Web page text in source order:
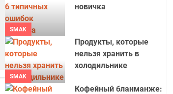
SMAK
новичка
SMAK
Продукты, которые
нельзя хранить в
холодильнике
Кофейный бланманже: